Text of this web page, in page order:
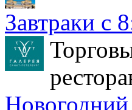
Завтраки с